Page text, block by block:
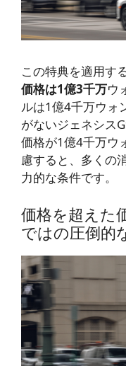
この特典を適用す
価格は1億3千万ウ
ルは1億4千万ウォ
がないジェネシス
価格が1億4千万ウ
慮すると、多くの
力的な条件です。
価格を超えた
ではの圧倒的